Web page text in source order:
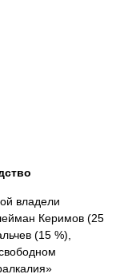
владели
Керимов (25
(15 %),